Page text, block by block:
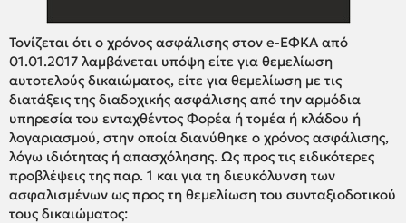
Τονίζεται ότι ο χρόνος ασφάλισης στον e-ΕΦΚΑ από
01.01.2017 λαμβάνεται υπόψη είτε για θεμελίωση
αυτοτελούς δικαιώματος, είτε για θεμελίωση με τις
διατάξεις της διαδοχικής ασφάλισης από την αρμόδια
υπηρεσία του ενταχθέντος Φορέα ή τομέα ή κλάδου ή
λογαριασμού, στην οποία διανύθηκε ο χρόνος ασφάλισης,
λόγω ιδιότητας ή απασχόλησης. Ως προς τις ειδικότερες
προβλέψεις της παρ. 1 και για τη διευκόλυνση των
ασφαλισμένων ως προς τη θεμελίωση του συνταξιοδοτικού
τους δικαιώματος: